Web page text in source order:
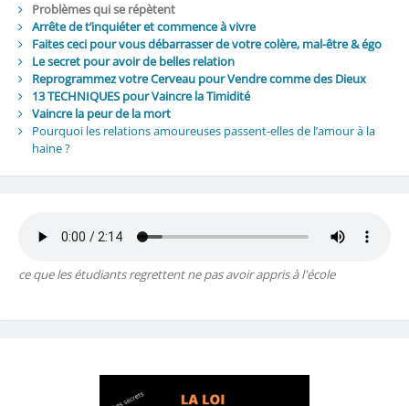
Problèmes qui se répètent
Arrête de t’inquiéter et commence à vivre
Faites ceci pour vous débarrasser de votre colère, mal-être & égo
Le secret pour avoir de belles relation
Reprogrammez votre Cerveau pour Vendre comme des Dieux
13 TECHNIQUES pour Vaincre la Timidité
Vaincre la peur de la mort
Pourquoi les relations amoureuses passent-elles de l’amour à la
haine ?
ce que les étudiants regrettent ne pas avoir appris à l'école